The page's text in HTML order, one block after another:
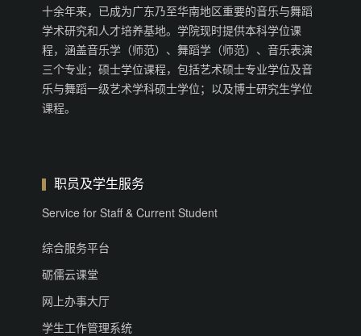
十余年来，已成为广东乃至华南地区重要的音乐与舞蹈
学术研究和人才培养基地。学院现时提供本科学位课
程，涵盖音乐学（师范）、舞蹈学（师范）、音乐表演
三个专业；硕士学位课程，包括艺术硕士专业学位及音
乐与舞蹈一级艺术学科硕士学位；以及博士研究生学位
课程。
职员及学生服务
Service for Staff & Current Student
综合服务平台
砺儒云课堂
网上办事大厅
学生工作管理系统